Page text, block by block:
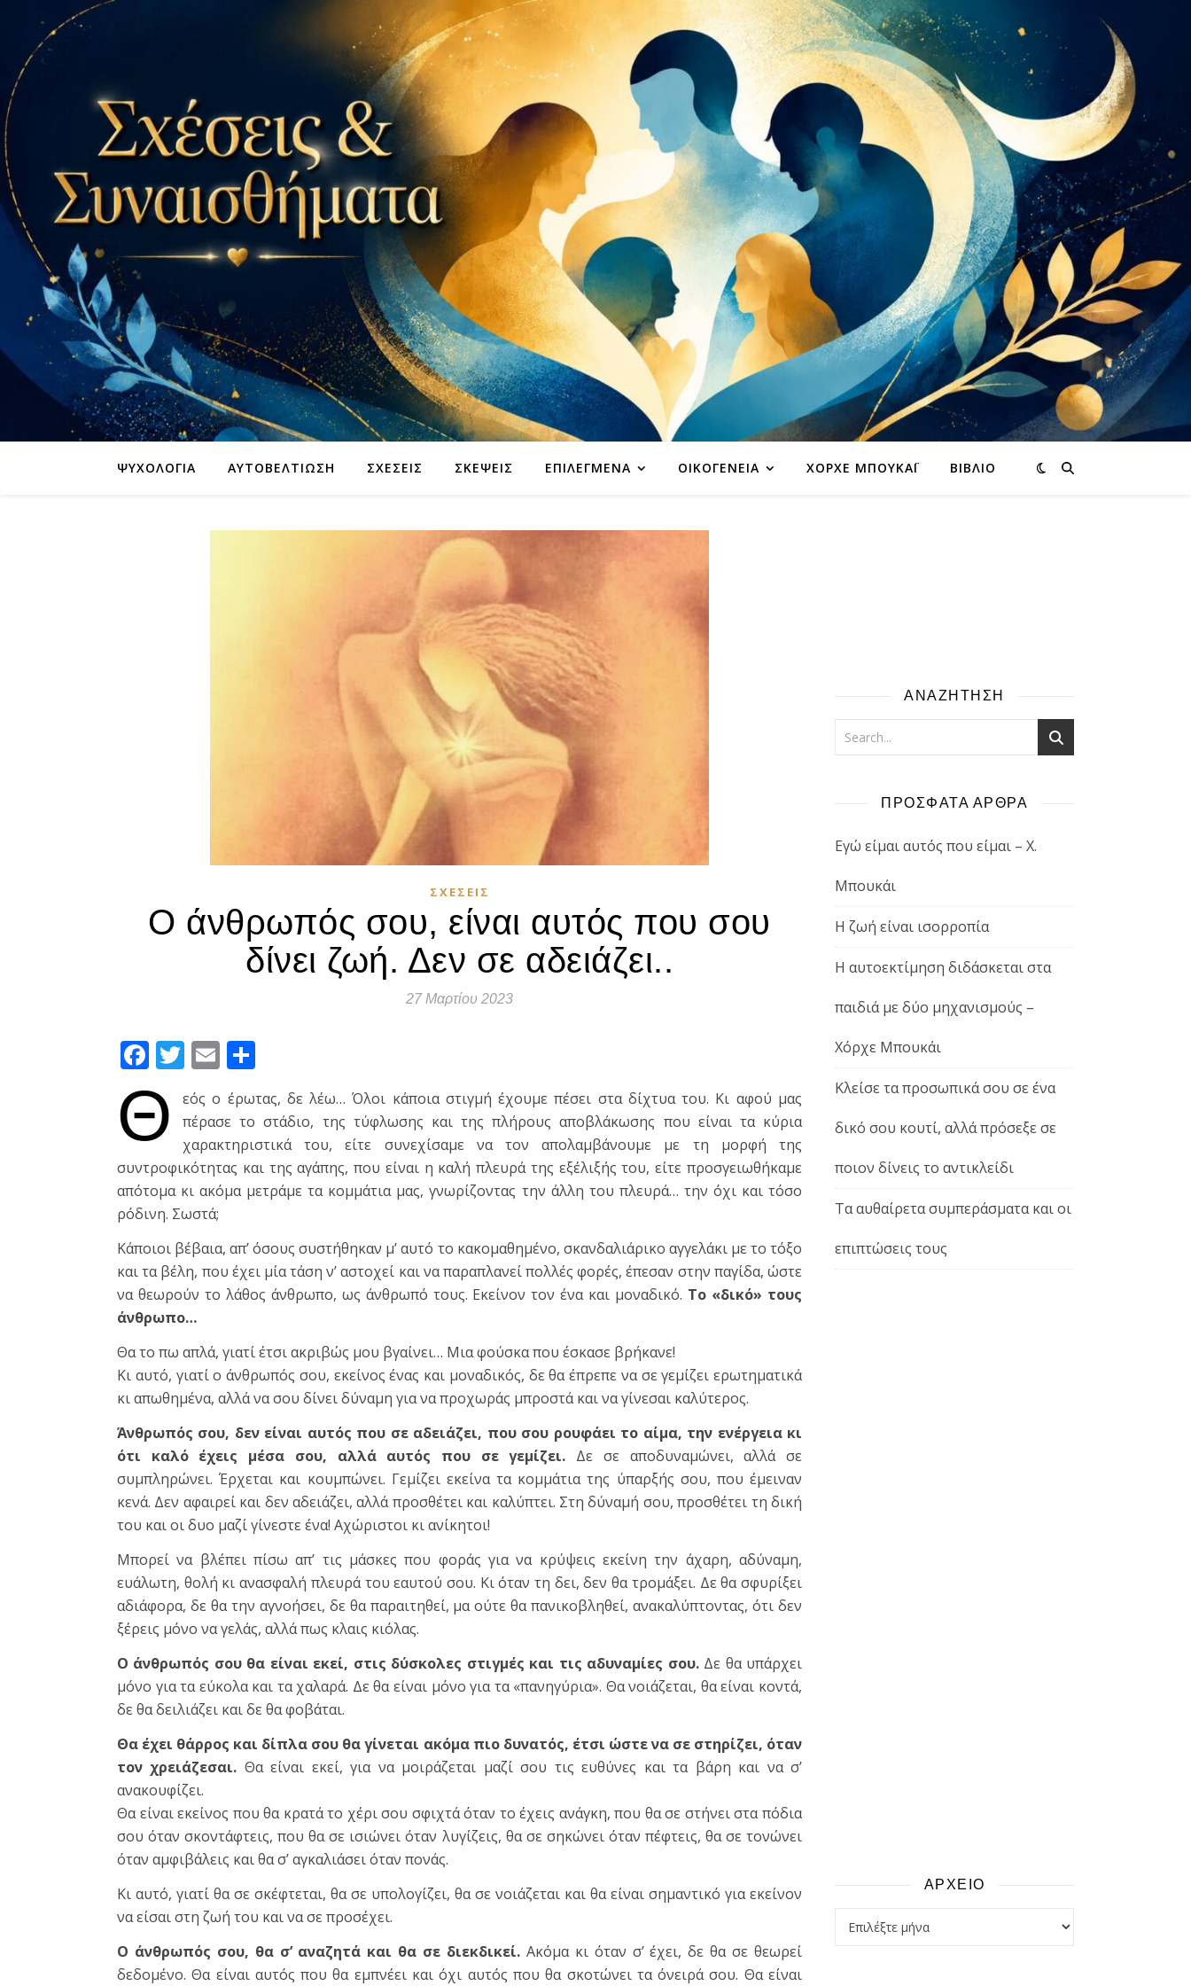
ΨΥΧΟΛΟΓΊΑ ΑΥΤΟΒΕΛΤΊΩΣΗ ΣΧΈΣΕΙΣ ΣΚΈΨΕΙΣ ΕΠΙΛΕΓΜΈΝΑ ΟΙΚΟΓΈΝΕΙΑ ΧΌΡΧΕ ΜΠΟΥΚΆΙ ΒΙΒΛΊΟ
ΣΧΈΣΕΙΣ
Ο άνθρωπός σου, είναι αυτός που σου
δίνει ζωή. Δεν σε αδειάζει..
27 Μαρτίου 2023
Facebook
Twitter
Email
Θ
εός ο έρωτας, δε λέω… Όλοι κάποια στιγμή έχουμε πέσει στα δίχτυα του. Κι αφού μας
πέρασε το στάδιο, της τύφλωσης και της πλήρους αποβλάκωσης που είναι τα κύρια
χαρακτηριστικά του, είτε συνεχίσαμε να τον απολαμβάνουμε με τη μορφή της
συντροφικότητας και της αγάπης, που είναι η καλή πλευρά της εξέλιξής του, είτε προσγειωθήκαμε
απότομα κι ακόμα μετράμε τα κομμάτια μας, γνωρίζοντας την άλλη του πλευρά… την όχι και τόσο
ρόδινη. Σωστά;
Κάποιοι βέβαια, απ’ όσους συστήθηκαν μ’ αυτό το κακομαθημένο, σκανδαλιάρικο αγγελάκι με το τόξο
και τα βέλη, που έχει μία τάση ν’ αστοχεί και να παραπλανεί πολλές φορές, έπεσαν στην παγίδα, ώστε
να θεωρούν το λάθος άνθρωπο, ως άνθρωπό τους. Εκείνον τον ένα και μοναδικό. Το «δικό» τους
άνθρωπο…
Θα το πω απλά, γιατί έτσι ακριβώς μου βγαίνει… Μια φούσκα που έσκασε βρήκανε!
Κι αυτό, γιατί ο άνθρωπός σου, εκείνος ένας και μοναδικός, δε θα έπρεπε να σε γεμίζει ερωτηματικά
κι απωθημένα, αλλά να σου δίνει δύναμη για να προχωράς μπροστά και να γίνεσαι καλύτερος.
Άνθρωπός σου, δεν είναι αυτός που σε αδειάζει, που σου ρουφάει το αίμα, την ενέργεια κι
ότι καλό έχεις μέσα σου, αλλά αυτός που σε γεμίζει. Δε σε αποδυναμώνει, αλλά σε
συμπληρώνει. Έρχεται και κουμπώνει. Γεμίζει εκείνα τα κομμάτια της ύπαρξής σου, που έμειναν
κενά. Δεν αφαιρεί και δεν αδειάζει, αλλά προσθέτει και καλύπτει. Στη δύναμή σου, προσθέτει τη δική
του και οι δυο μαζί γίνεστε ένα! Αχώριστοι κι ανίκητοι!
Μπορεί να βλέπει πίσω απ’ τις μάσκες που φοράς για να κρύψεις εκείνη την άχαρη, αδύναμη,
ευάλωτη, θολή κι ανασφαλή πλευρά του εαυτού σου. Κι όταν τη δει, δεν θα τρομάξει. Δε θα σφυρίξει
αδιάφορα, δε θα την αγνοήσει, δε θα παραιτηθεί, μα ούτε θα πανικοβληθεί, ανακαλύπτοντας, ότι δεν
ξέρεις μόνο να γελάς, αλλά πως κλαις κιόλας.
Ο άνθρωπός σου θα είναι εκεί, στις δύσκολες στιγμές και τις αδυναμίες σου.Δε θα υπάρχει
μόνο για τα εύκολα και τα χαλαρά. Δε θα είναι μόνο για τα «πανηγύρια». Θα νοιάζεται, θα είναι κοντά,
δε θα δειλιάζει και δε θα φοβάται.
Θα έχει θάρρος και δίπλα σου θα γίνεται ακόμα πιο δυνατός, έτσι ώστε να σε στηρίζει, όταν
τον χρειάζεσαι. Θα είναι εκεί, για να μοιράζεται μαζί σου τις ευθύνες και τα βάρη και να σ’
ανακουφίζει.
Θα είναι εκείνος που θα κρατά το χέρι σου σφιχτά όταν το έχεις ανάγκη, που θα σε στήνει στα πόδια
σου όταν σκοντάφτεις, που θα σε ισιώνει όταν λυγίζεις, θα σε σηκώνει όταν πέφτεις, θα σε τονώνει
όταν αμφιβάλεις και θα σ’ αγκαλιάσει όταν πονάς.
Κι αυτό, γιατί θα σε σκέφτεται, θα σε υπολογίζει, θα σε νοιάζεται και θα είναι σημαντικό για εκείνον
να είσαι στη ζωή του και να σε προσέχει.
Ο άνθρωπός σου, θα σ’ αναζητά και θα σε διεκδικεί. Ακόμα κι όταν σ’ έχει, δε θα σε θεωρεί
δεδομένο. Θα είναι αυτός που θα εμπνέει και όχι αυτός που θα σκοτώνει τα όνειρά σου. Θα είναι
ΑΝΑΖΗΤΗΣΗ
ΠΡΟΣΦΑΤΑ ΑΡΘΡΑ
Εγώ είμαι αυτός που είμαι – Χ.
Μπουκάι
Η ζωή είναι ισορροπία
Η αυτοεκτίμηση διδάσκεται στα
παιδιά με δύο μηχανισμούς –
Χόρχε Μπουκάι
Κλείσε τα προσωπικά σου σε ένα
δικό σου κουτί, αλλά πρόσεξε σε
ποιον δίνεις το αντικλείδι
Τα αυθαίρετα συμπεράσματα και οι
επιπτώσεις τους
ΑΡΧΕΙΟ